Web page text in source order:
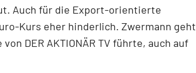
Auch für die Export-orientierte
Kurs eher hinderlich. Zwermann geht
von DER AKTIONÄR TV führte, auch auf